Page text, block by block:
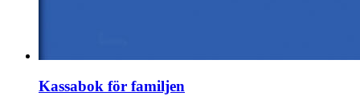
Kassabok för familjen